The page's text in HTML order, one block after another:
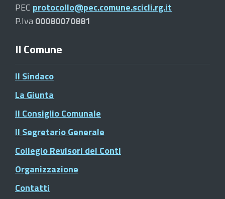
PEC protocollo@pec.comune.scicli.rg.it
P.Iva00080070881
Il Comune
Il Sindaco
La Giunta
Il Consiglio Comunale
Il Segretario Generale
Collegio Revisori dei Conti
Organizzazione
Contatti